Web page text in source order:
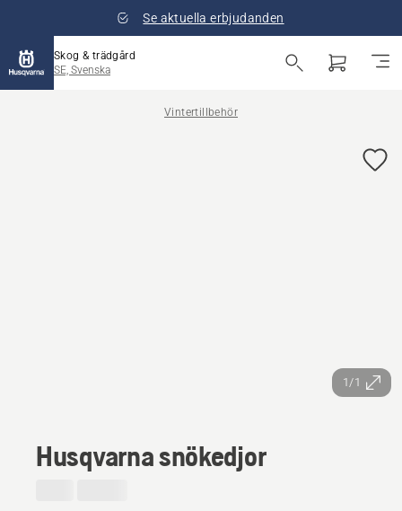
Se aktuella erbjudanden
Skog & trädgård
SE, Svenska
Vintertillbehör
1/1
Husqvarna snökedjor